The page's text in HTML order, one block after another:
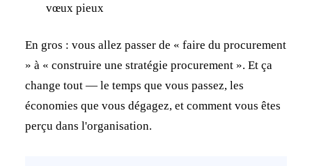
vœux pieux
En gros : vous allez passer de « faire du procurement
» à « construire une stratégie procurement ». Et ça
change tout — le temps que vous passez, les
économies que vous dégagez, et comment vous êtes
perçu dans l'organisation.